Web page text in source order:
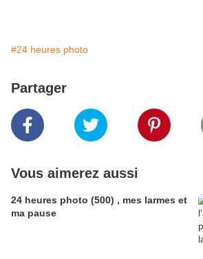
#24 heures photo
Partager
Vous aimerez aussi
24 heures photo (500) , mes larmes et
ma pause